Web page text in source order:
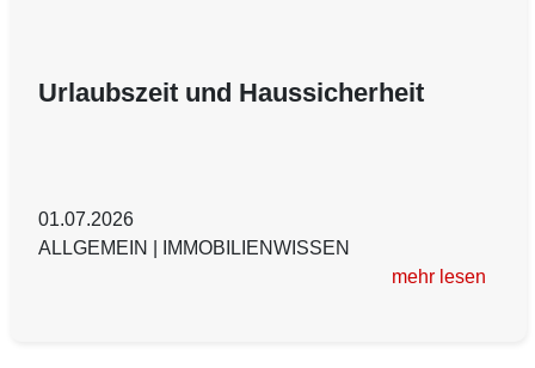
Urlaubszeit und Haussicherheit
01.07.2026
ALLGEMEIN
IMMOBILIENWISSEN
mehr lesen